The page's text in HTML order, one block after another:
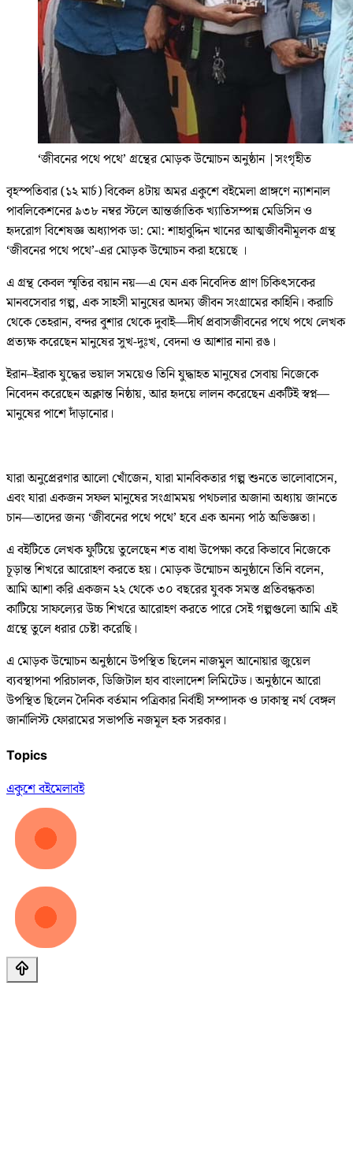
‘জীবনের পথে পথে’ গ্রন্থের মোড়ক উন্মোচন অনুষ্ঠান |সংগৃহীত
‎বৃহস্পতিবার (১২ মার্চ) বিকেল ৪টায় অমর একুশে বইমেলা প্রাঙ্গণে ন্যাশনাল
পাবলিকেশনের ৯৩৮ নম্বর স্টলে আন্তর্জাতিক খ্যাতিসম্পন্ন মেডিসিন ও
হৃদরোগ বিশেষজ্ঞ অধ্যাপক ডা: মো: শাহাবুদ্দিন খানের আত্মজীবনীমূলক গ্রন্থ
‎‘জীবনের পথে পথে’-এর মোড়ক ‎উন্মোচন করা হয়েছে ।
‎এ গ্রন্থ কেবল স্মৃতির বয়ান নয়—এ যেন এক নিবেদিত প্রাণ চিকিৎসকের
মানবসেবার গল্প, এক সাহসী মানুষের অদম্য জীবন সংগ্রামের কাহিনি। করাচি
থেকে তেহরান, বন্দর বুশার থেকে দুবাই—দীর্ঘ প্রবাসজীবনের পথে পথে লেখক
প্রত্যক্ষ করেছেন মানুষের সুখ-দুঃখ, বেদনা ও আশার নানা রঙ।
‎ইরান–ইরাক যুদ্ধের ভয়াল সময়েও তিনি যুদ্ধাহত মানুষের সেবায় নিজেকে
নিবেদন করেছেন অক্লান্ত নিষ্ঠায়, আর হৃদয়ে লালন করেছেন একটিই স্বপ্ন—
মানুষের পাশে দাঁড়ানোর।
‎যারা অনুপ্রেরণার আলো খোঁজেন, যারা মানবিকতার গল্প শুনতে ভালোবাসেন,
এবং যারা একজন সফল মানুষের সংগ্রামময় পথচলার অজানা অধ্যায় জানতে
চান—তাদের জন্য ‘জীবনের পথে পথে’ হবে এক অনন্য পাঠ অভিজ্ঞতা।
‎এ বইটিতে লেখক ফুটিয়ে তুলেছেন শত বাধা উপেক্ষা করে কিভাবে নিজেকে
চূড়ান্ত শিখরে আরোহণ করতে হয়। মোড়ক উন্মোচন অনুষ্ঠানে তিনি বলেন,
আমি আশা করি একজন ২২ থেকে ৩০ বছরের যুবক সমস্ত প্রতিবন্ধকতা
কাটিয়ে সাফল্যের উচ্চ শিখরে আরোহণ করতে পারে সেই গল্পগুলো আমি এই
গ্রন্থে তুলে ধরার চেষ্টা করেছি।
এ মোড়ক উন্মোচন অনুষ্ঠানে উপস্থিত ছিলেন নাজমুল আনোয়ার জুয়েল
‎ব্যবস্থাপনা পরিচালক, ডিজিটাল হাব বাংলাদেশ লিমিটেড। অনুষ্ঠানে আরো
উপস্থিত ছিলেন দৈনিক বর্তমান পত্রিকার নির্বাহী সম্পাদক ও ঢাকাস্থ নর্থ বেঙ্গল
জার্নালিস্ট ফোরামের সভাপতি নজমূল হক সরকার।
Topics
একুশে বইমেলাবই